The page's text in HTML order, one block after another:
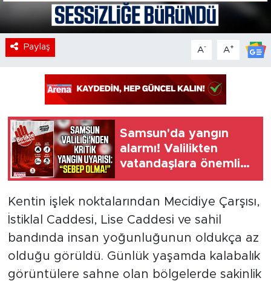
Paylaş A- A+
Samsun'da yangın
alarmı! Valilikten
vatandaşlara önemli
çağrı
Kentin işlek noktalarından Mecidiye Çarşısı,
İstiklal Caddesi, Lise Caddesi ve sahil
bandında insan yoğunluğunun oldukça az
olduğu görüldü. Günlük yaşamda kalabalık
görüntülere sahne olan bölgelerde sakinlik